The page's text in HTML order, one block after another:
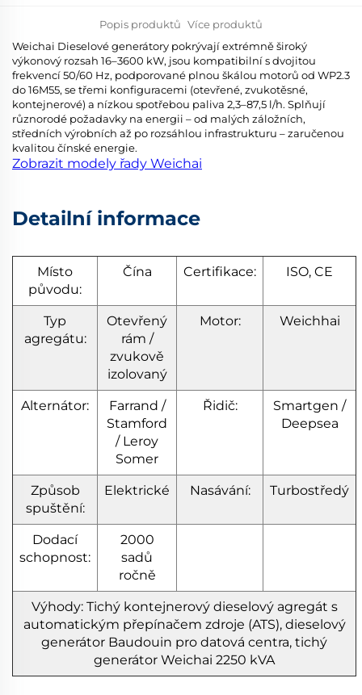
Popis produktů Více produktů
Weichai Dieselové generátory pokrývají extrémně široký
výkonový rozsah 16–3600 kW, jsou kompatibilní s dvojitou
frekvencí 50/60 Hz, podporované plnou škálou motorů od WP2.3
do 16M55, se třemi konfiguracemi (otevřené, zvukotěsné,
kontejnerové) a nízkou spotřebou paliva 2,3–87,5 l/h. Splňují
různorodé požadavky na energii – od malých záložních,
středních výrobních až po rozsáhlou infrastrukturu – zaručenou
kvalitou čínské energie.
Zobrazit modely řady Weichai
Detailní informace
Místo
původu:
Čína Certifikace: ISO, CE
Typ
agregátu:
Otevřený
rám /
zvukově
izolovaný
Motor: Weichhai
Alternátor:
Farrand /
Stamford
/ Leroy
Somer
Řidič:
Smartgen /
Deepsea
Způsob
spuštění:
Elektrické Nasávání: Turbostředý
Dodací
schopnost:
2000
sadů
ročně
Výhody: Tichý kontejnerový dieselový agregát s
automatickým přepínačem zdroje (ATS), dieselový
generátor Baudouin pro datová centra, tichý
generátor Weichai 2250 kVA